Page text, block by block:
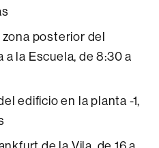
posterior del
la Escuela, de 8:30 a
edificio en la planta -1,